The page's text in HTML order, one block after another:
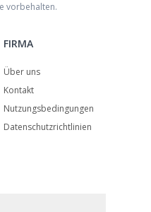
vorbehalten.
FIRMA
Über uns
Kontakt
Nutzungsbedingungen
Datenschutzrichtlinien